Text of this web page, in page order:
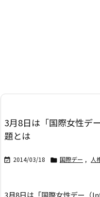
3月8日は「国際女性デ
題とは
 2014/03/18  国際デー , 人
3月8日は「国際女性デー（